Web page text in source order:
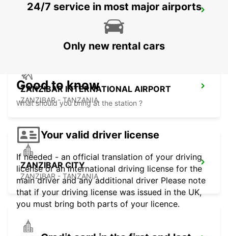
DAR ES SALAAM AIRPORT
DAR ES SALAAM - TANZANIA
ZANZIBAR INTERNATIONAL AIRPORT
ZANZIBAR - TANZANIA
ZANZIBAR CITY
ZANZIBAR - TANZANIA
24/7 service in most major airports
Only new rental cars
Good to know
What should you bring at the station ?
Your valid driver license
If needed - an official translation of your driving
license or an international driving license for the
main driver and any additional driver Please note
that if your driving license was issued in the UK,
you must bring both parts of your licence.